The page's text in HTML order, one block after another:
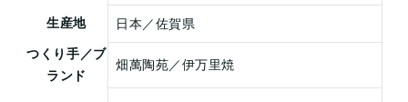
生産地
日本／佐賀県
つくり手／ブ
ランド
畑萬陶苑／伊万里焼